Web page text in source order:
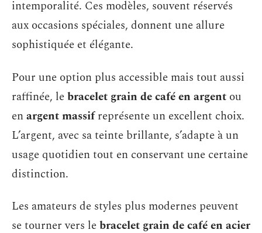
intemporalité. Ces modèles, souvent réservés
aux occasions spéciales, donnent une allure
sophistiquée et élégante.
Pour une option plus accessible mais tout aussi
raffinée, lebracelet grain de café en argent ou
enargent massifreprésente un excellent choix.
L’argent, avec sa teinte brillante, s’adapte à un
usage quotidien tout en conservant une certaine
distinction.
Les amateurs de styles plus modernes peuvent
se tourner vers lebracelet grain de café en acier